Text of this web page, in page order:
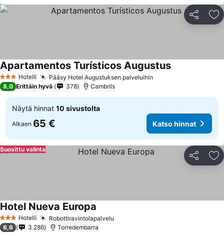
Jaa
3 Tähtiluokitus
Hotelli Pääsy Hotel Augustuksen palveluihin
Apartamentos Turísticos Augustus
8,0 Erittäin hyvä 378 Cambrils
Näytä hinnat 10 sivustolta
Alkaen 65 € Katso hinnat
Jaa
Suosittu valinta
3 Tähtiluokitus
Hotelli Robottiravintolapalvelu
Hotel Nueva Europa
6,6 3 286 Torredembarra